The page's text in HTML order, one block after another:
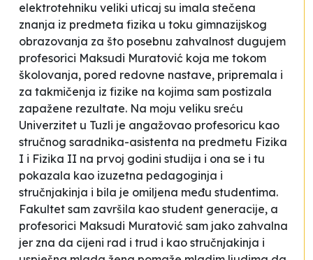
elektrotehniku veliki uticaj su imala stečena
znanja iz predmeta fizika u toku gimnazijskog
obrazovanja za što posebnu zahvalnost dugujem
profesorici Maksudi Muratović koja me tokom
školovanja, pored redovne nastave, pripremala i
za takmičenja iz fizike na kojima sam postizala
zapažene rezultate. Na moju veliku sreću
Univerzitet u Tuzli je angažovao profesoricu kao
stručnog saradnika-asistenta na predmetu Fizika
I i Fizika II na prvoj godini studija i ona se i tu
pokazala kao izuzetna pedagoginja i
stručnjakinja i bila je omiljena među studentima.
Fakultet sam završila kao student generacije, a
profesorici Maksudi Muratović sam jako zahvalna
jer zna da cijeni rad i trud i kao stručnjakinja i